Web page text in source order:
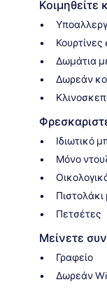
Κοιμηθείτε
Δωμάτια
Δωρεάν
Ιδιωτικό
Μόνο
Πετσέτες
Μείνετε
Γραφείο
Δωρεάν